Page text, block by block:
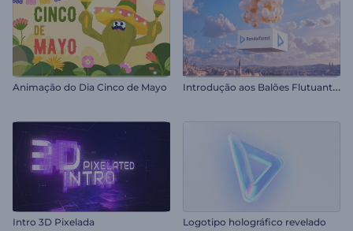
Animação do Dia Cinco de Mayo I
ntrodução aos Balões Flutuantes
Intro 3D Pixelada Logotipo holográfico revelado